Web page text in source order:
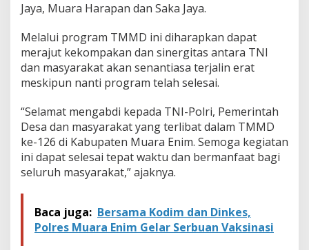
Jaya, Muara Harapan dan Saka Jaya.
Melalui program TMMD ini diharapkan dapat
merajut kekompakan dan sinergitas antara TNI
dan masyarakat akan senantiasa terjalin erat
meskipun nanti program telah selesai.
“Selamat mengabdi kepada TNI-Polri, Pemerintah
Desa dan masyarakat yang terlibat dalam TMMD
ke-126 di Kabupaten Muara Enim. Semoga kegiatan
ini dapat selesai tepat waktu dan bermanfaat bagi
seluruh masyarakat,” ajaknya.
Baca juga: Bersama Kodim dan Dinkes,
Polres Muara Enim Gelar Serbuan Vaksinasi